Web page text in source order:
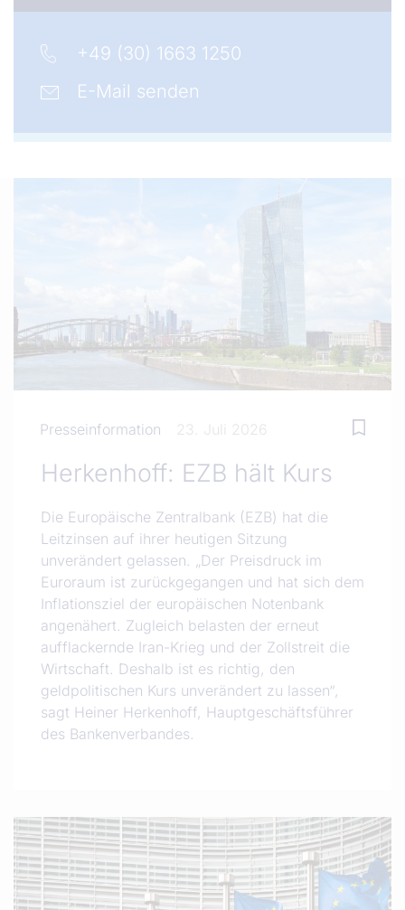
+49 (30) 1663 1250
E-Mail senden
Presseinformation 23. Juli 2026
Herkenhoff: EZB hält Kurs
Die Europäische Zentralbank (EZB) hat die
Leitzinsen auf ihrer heutigen Sitzung
unverändert gelassen. „Der Preisdruck im
Euroraum ist zurückgegangen und hat sich dem
Inflationsziel der europäischen Notenbank
angenähert. Zugleich belasten der erneut
aufflackernde Iran-Krieg und der Zollstreit die
Wirtschaft. Deshalb ist es richtig, den
geldpolitischen Kurs unverändert zu lassen“,
sagt Heiner Herkenhoff, Hauptgeschäftsführer
des Bankenverbandes.